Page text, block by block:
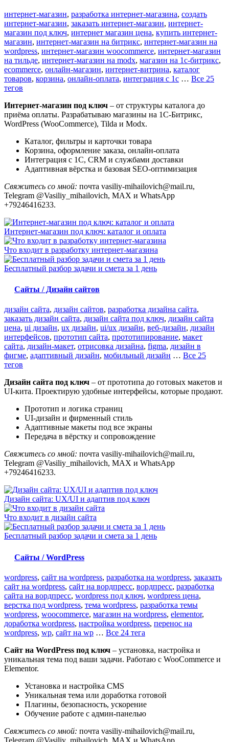
интернет-магазин, разработка интернет-магазина, создать
интернет-магазин, заказать интернет-магазин, интернет-
магазин под ключ, интернет магазин цена, купить интернет-
магазин, интернет-магазин на битрикс, интернет-магазин на
wordpress, интернет-магазин woocommerce, интернет-магазин
на тильде, интернет-магазин на modx, магазин на 1с-битрикс,
ecommerce, онлайн-магазин, интернет-витрина, каталог
товаров, корзина, онлайн-оплата, интеграция с 1с … Все 25
тегов
Интернет-магазин под ключ – от структуры каталога до
приёма оплаты. Разрабатываю магазины на 1С-Битрикс,
WordPress (WooCommerce), Tilda и Modx.
Каталог, фильтры и карточки товара
Корзина, оформление заказа, онлайн-оплата
Интеграция с 1С, CRM и службами доставки
Адаптивная вёрстка и базовая SEO-оптимизация
Свяжитесь со мной: почта vasiliy-mihailovich@mail.ru,
Telegram @Vasiliy_mihailovich, MAX и WhatsApp
+79246416233.
Интернет-магазин под ключ: каталог и оплата
Что входит в разработку интернет-магазина
Бесплатный разбор задачи и смета за 1 день
Сайты / Дизайн сайтов
дизайн сайта, дизайн сайтов, разработка дизайна сайта,
заказать дизайн сайта, дизайн сайта под ключ, дизайн сайта
цена, ui дизайн, ux дизайн, ui/ux дизайн, веб-дизайн, дизайн
интерфейсов, прототип сайта, прототипирование, макет
сайта, дизайн-макет, отрисовка дизайна, figma, дизайн в
фигме, адаптивный дизайн, мобильный дизайн … Все 25
тегов
Дизайн сайта под ключ – от прототипа до готовых макетов и
UI-кита. Проектирую удобные интерфейсы, которые продают.
Прототип и логика страниц
UI-дизайн и фирменный стиль
Адаптивные макеты под все экраны
Передача в вёрстку и сопровождение
Свяжитесь со мной: почта vasiliy-mihailovich@mail.ru,
Telegram @Vasiliy_mihailovich, MAX и WhatsApp
+79246416233.
Дизайн сайта: UX/UI и адаптив под ключ
Что входит в дизайн сайта
Бесплатный разбор задачи и смета за 1 день
Сайты / WordPress
wordpress, сайт на wordpress, разработка на wordpress, заказать
сайт на wordpress, сайт на вордпресс, вордпресс, разработка
сайта на вордпресс, wordpress под ключ, wordpress цена,
верстка под wordpress, тема wordpress, разработка темы
wordpress, woocommerce, магазин на wordpress, elementor,
доработка wordpress, настройка wordpress, перенос на
wordpress, wp, сайт на wp … Все 24 тега
Сайт на WordPress под ключ – установка, настройка и
уникальная тема под ваши задачи. Работаю с WooCommerce и
Elementor.
Установка и настройка CMS
Уникальная тема или доработка готовой
Плагины, безопасность, ускорение
Обучение работе с админ-панелью
Свяжитесь со мной: почта vasiliy-mihailovich@mail.ru,
Telegram @Vasiliy_mihailovich, MAX и WhatsApp